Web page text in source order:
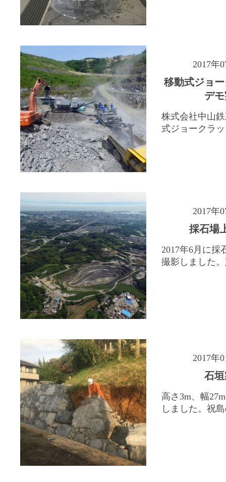
2017年
移動式ジョ
デ
株式会社中山
式ジョークラ
2017年
採石場
2017年6月に採
撮影しました
2017年
石
高さ3m、幅
しました。祝